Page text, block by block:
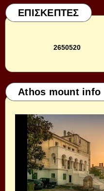
ΕΠΙΣΚΕΠΤΕΣ
2650520
Athos mount info